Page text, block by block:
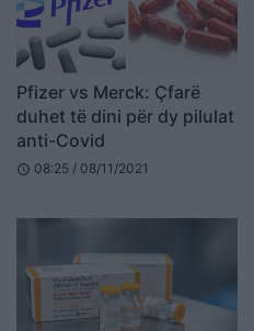
Pfizer vs Merck: Çfarë
duhet të dini për dy pilulat
anti-Covid
schedule 08:25 / 08/11/2021